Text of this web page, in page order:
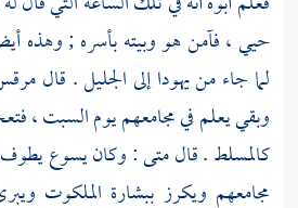
حيي ، فآمن هو وبيته بأسره ; وهذه
لما جاء منيهوداإلىالجليل. قال
وبقي يعلم في مجامعهم يوم السبت ،
كالمسلط . قالمتى: وكانيسوع
مجامعهم ويكرز ببشارة الملكوت